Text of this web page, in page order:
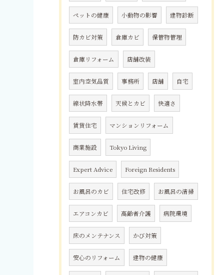
ペットの健康 小動物の影響 建物診断
防カビ対策 倉庫カビ 保管物管理
倉庫リフォーム 店舗改装
室内空気品質 事務所 店舗 自宅
線状降水帯 天候とカビ 快適さ
賃貸住宅 マンションリフォーム
商業施設 Tokyo Living
Expert Advice Foreign Residents
お風呂のカビ 住宅改修 お風呂の清掃
エアコンカビ 高齢者介護 病院環境
床のメンテナンス かび対策
安心のリフォーム 建物の健康